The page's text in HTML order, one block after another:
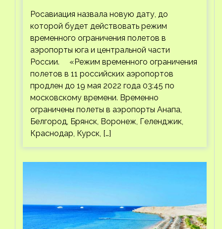
Росавиация назвала новую дату, до
которой будет действовать режим
временного ограничения полетов в
аэропорты юга и центральной части
России. «Режим временного ограничения
полетов в 11 российских аэропортов
продлен до 19 мая 2022 года 03:45 по
московскому времени. Временно
ограничены полеты в аэропорты Анапа,
Белгород, Брянск, Воронеж, Геленджик,
Краснодар, Курск, […]